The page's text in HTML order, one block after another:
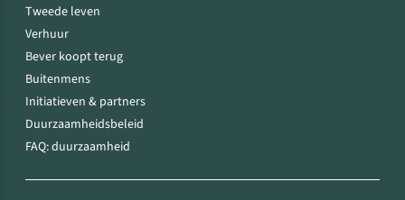
Tweede leven
Verhuur
Bever koopt terug
Buitenmens
Initiatieven & partners
Duurzaamheidsbeleid
FAQ: duurzaamheid